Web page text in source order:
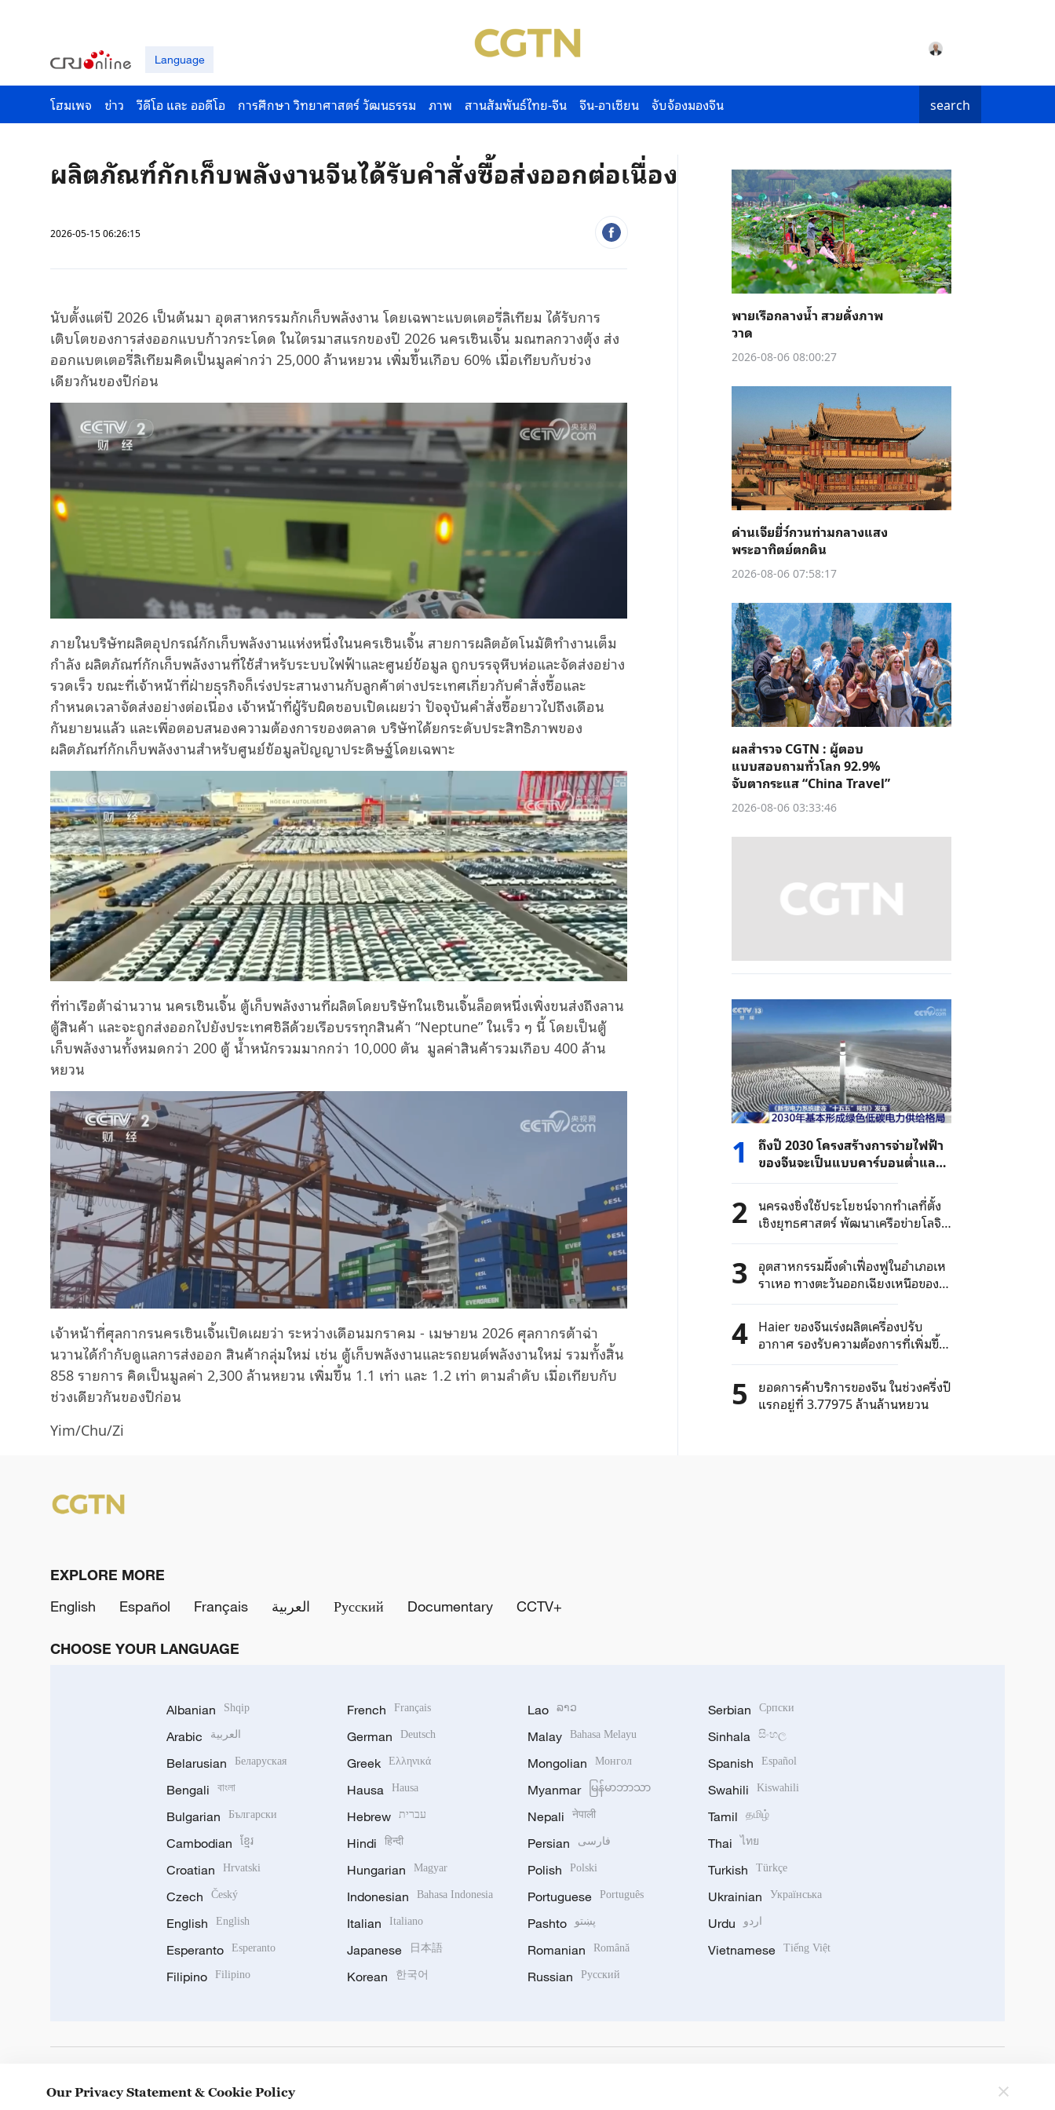
Language
โฮมเพจ ข่าว วีดีโอ และ ออดีโอ การศึกษา วิทยาศาสตร์ วัฒนธรรม ภาพ สานสัมพันธ์ไทย-จีน จีน-อาเซียน จับจ้องมองจีน search
ผลิตภัณฑ์กักเก็บพลังงานจีนได้รับคำสั่งซื้อส่งออกต่อเนื่อง
2026-05-15 06:26:15
นับตั้งแต่ปี 2026 เป็นต้นมา อุตสาหกรรมกักเก็บพลังงาน โดยเฉพาะแบตเตอรี่ลิเทียม ได้รับการ
เติบโตของการส่งออกแบบก้าวกระโดด ในไตรมาสแรกของปี 2026 นครเซินเจิ้น มณฑลกวางตุ้ง ส่ง
ออกแบตเตอรี่ลิเทียมคิดเป็นมูลค่ากว่า 25,000 ล้านหยวน เพิ่มขึ้นเกือบ 60% เมื่อเทียบกับช่วง
เดียวกันของปีก่อน
ภายในบริษัทผลิตอุปกรณ์กักเก็บพลังงานแห่งหนึ่งในนครเซินเจิ้น สายการผลิตอัตโนมัติทำงานเต็ม
กำลัง ผลิตภัณฑ์กักเก็บพลังงานที่ใช้สำหรับระบบไฟฟ้าและศูนย์ข้อมูล ถูกบรรจุหีบห่อและจัดส่งอย่าง
รวดเร็ว ขณะที่เจ้าหน้าที่ฝ่ายธุรกิจก็เร่งประสานงานกับลูกค้าต่างประเทศเกี่ยวกับคำสั่งซื้อและ
กำหนดเวลาจัดส่งอย่างต่อเนื่อง เจ้าหน้าที่ผู้รับผิดชอบเปิดเผยว่า ปัจจุบันคำสั่งซื้อยาวไปถึงเดือน
กันยายนแล้ว และเพื่อตอบสนองความต้องการของตลาด บริษัทได้ยกระดับประสิทธิภาพของ
ผลิตภัณฑ์กักเก็บพลังงานสำหรับศูนย์ข้อมูลปัญญาประดิษฐ์โดยเฉพาะ
ที่ท่าเรือต้าฉ่านวาน นครเซินเจิ้น ตู้เก็บพลังงานที่ผลิตโดยบริษัทในเซินเจิ้นล็อตหนึ่งเพิ่งขนส่งถึงลาน
ตู้สินค้า และจะถูกส่งออกไปยังประเทศชิลีด้วยเรือบรรทุกสินค้า “Neptune” ในเร็ว ๆ นี้ โดยเป็นตู้
เก็บพลังงานทั้งหมดกว่า 200 ตู้ น้ำหนักรวมมากกว่า 10,000 ตัน มูลค่าสินค้ารวมเกือบ 400 ล้าน
หยวน
เจ้าหน้าที่ศุลกากรนครเซินเจิ้นเปิดเผยว่า ระหว่างเดือนมกราคม - เมษายน 2026 ศุลกากรต้าฉ่า
นวานได้กำกับดูแลการส่งออก สินค้ากลุ่มใหม่ เช่น ตู้เก็บพลังงานและรถยนต์พลังงานใหม่ รวมทั้งสิ้น
858 รายการ คิดเป็นมูลค่า 2,300 ล้านหยวน เพิ่มขึ้น 1.1 เท่า และ 1.2 เท่า ตามลำดับ เมื่อเทียบกับ
ช่วงเดียวกันของปีก่อน
Yim/Chu/Zi
พายเรือกลางน้ำ สวยดั่งภาพ
วาด
2026-08-06 08:00:27
ด่านเจียยี่ว์กวนท่ามกลางแสง
พระอาทิตย์ตกดิน
2026-08-06 07:58:17
ผลสำรวจ CGTN : ผู้ตอบ
แบบสอบถามทั่วโลก 92.9%
จับตากระแส “China Travel”
2026-08-06 03:33:46
1
ถึงปี 2030 โครงสร้างการจ่ายไฟฟ้า
ของจีนจะเป็นแบบคาร์บอนต่ำและ
เป็นมิตรกับสิ่งแวดล้อม
2 นครฉงชิ่งใช้ประโยชน์จากทำเลที่ตั้ง
เชิงยุทธศาสตร์ พัฒนาเครือข่ายโลจิ
สติกส์แบบครบวงจร
3 อุตสาหกรรมผึ้งดำเฟื่องฟูในอำเภอเห
ราเหอ ทางตะวันออกเฉียงเหนือของ
จีน
4 Haier ของจีนเร่งผลิตเครื่องปรับ
อากาศ รองรับความต้องการที่เพิ่มขึ้น
ในยุโรป
5
ยอดการค้าบริการของจีน ในช่วงครึ่งปี
แรกอยู่ที่ 3.77975 ล้านล้านหยวน
EXPLORE MORE
English
Español Français العربية Русский Documentary CCTV+
CHOOSE YOUR LANGUAGE
Albanian Shqip
Arabic العربية
Belarusian Беларуская
Bengali বাংলা
Bulgarian Български
Cambodian ខ្មែរ
Croatian Hrvatski
Czech Český
English English
Esperanto Esperanto
Filipino Filipino
French Français
German Deutsch
Greek Ελληνικά
Hausa Hausa
Hebrew עברית
Hindi हिन्दी
Hungarian Magyar
Indonesian Bahasa Indonesia
Italian Italiano
Japanese 日本語
Korean 한국어
Lao ລາວ
Malay Bahasa Melayu
Mongolian Монгол
Myanmar မြန်မာဘာသာ
Nepali नेपाली
Persian فارسی
Polish Polski
Portuguese Português
Pashto پښتو
Romanian Română
Russian Русский
Serbian Српски
Sinhala සිංහල
Spanish Español
Swahili Kiswahili
Tamil தமிழ்
Thai ไทย
Turkish Türkçe
Ukrainian Українська
Urdu اردو
Vietnamese Tiếng Việt
Our Privacy Statement & Cookie Policy